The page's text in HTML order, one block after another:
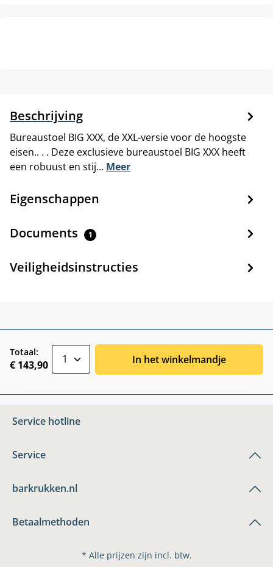
Beschrijving
Bureaustoel BIG XXX, de XXL-versie voor de hoogste
eisen.. . . Deze exclusieve bureaustoel BIG XXX heeft
een robuust en stij… Meer
Eigenschappen
Documents 1
Veiligheidsinstructies
Totaal:
€ 143,90 In het winkelmandje
Service hotline
Service
barkrukken.nl
Betaalmethoden
* Alle prijzen zijn incl. btw.